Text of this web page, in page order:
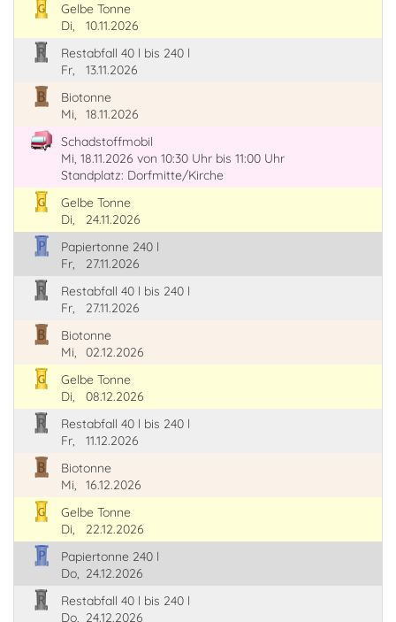
Gelbe Tonne
Di,
10.11.2026
Restabfall 40 l bis 240 l
Fr,
13.11.2026
Biotonne
Mi,
18.11.2026
Schadstoffmobil
Mi, 18.11.2026 von 10:30 Uhr bis 11:00 Uhr
Standplatz: Dorfmitte/Kirche
Gelbe Tonne
Di,
24.11.2026
Papiertonne 240 l
Fr,
27.11.2026
Restabfall 40 l bis 240 l
Fr,
27.11.2026
Biotonne
Mi,
02.12.2026
Gelbe Tonne
Di,
08.12.2026
Restabfall 40 l bis 240 l
Fr,
11.12.2026
Biotonne
Mi,
16.12.2026
Gelbe Tonne
Di,
22.12.2026
Papiertonne 240 l
Do, 24.12.2026
Restabfall 40 l bis 240 l
Do, 24.12.2026